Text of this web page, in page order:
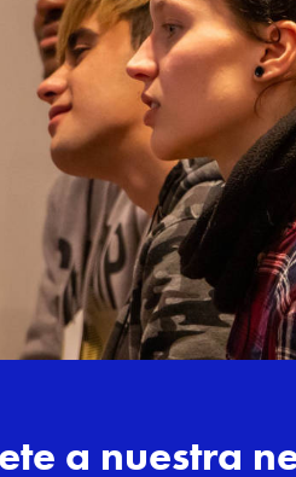
de dirigir esta
un certamen
dirección gastronómica del
conocer a jóvenes
18 estudiantes de
autónomas.
media hora para elaborar
con alcachofa, vegetal
esta quinta edición. El
con chefs de primer
Marc Fosh, Irene
Rodríguez y Victor
gastronómica Jan
de la gastronomía y